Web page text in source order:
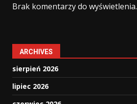
Brak komentarzy do wyświetlenia.
ARCHIVES
sierpień 2026
lipiec 2026